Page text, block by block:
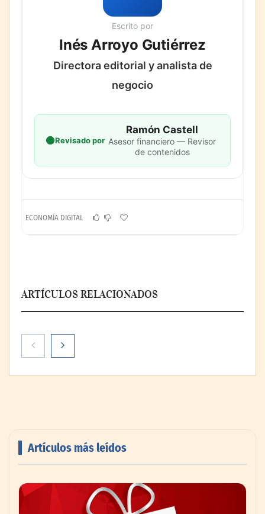
Escrito por
Inés Arroyo Gutiérrez
Directora editorial y analista de
negocio
Revisado por
Ramón Castell
Asesor financiero — Revisor
de contenidos
ECONOMÍA DIGITAL
ARTÍCULOS RELACIONADOS
Paso a paso: ¿cómo prepararse para la
transición a la jornada de 40 horas? Guía
Artículos más leídos